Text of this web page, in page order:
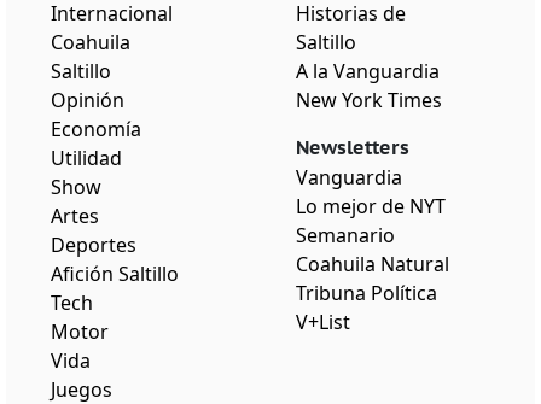
Internacional
Coahuila
Saltillo
Opinión
Economía
Utilidad
Show
Artes
Deportes
Afición Saltillo
Tech
Motor
Vida
Juegos
Historias de
Saltillo
A la Vanguardia
New York Times
Newsletters
Vanguardia
Lo mejor de NYT
Semanario
Coahuila Natural
Tribuna Política
V+List